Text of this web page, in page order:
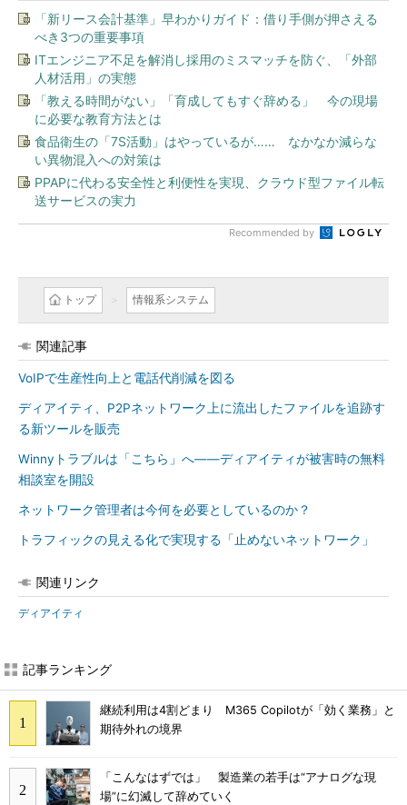
「新リース会計基準」早わかりガイド：借り手側が押さえる
べき3つの重要事項
ITエンジニア不足を解消し採用のミスマッチを防ぐ、「外部
人材活用」の実態
「教える時間がない」「育成してもすぐ辞める」 今の現場
に必要な教育方法とは
食品衛生の「7S活動」はやっているが…… なかなか減らな
い異物混入への対策は
PPAPに代わる安全性と利便性を実現、クラウド型ファイル転
送サービスの実力
Recommended by
トップ 情報系システム
関連記事
VoIPで生産性向上と電話代削減を図る
ディアイティ、P2Pネットワーク上に流出したファイルを追跡す
る新ツールを販売
Winnyトラブルは「こちら」へ――ディアイティが被害時の無料
相談室を開設
ネットワーク管理者は今何を必要としているのか？
トラフィックの見える化で実現する「止めないネットワーク」
関連リンク
ディアイティ
記事ランキング
継続利用は4割どまり M365 Copilotが「効く業務」と
期待外れの境界
「こんなはずでは」 製造業の若手は“アナログな現
場”に幻滅して辞めていく